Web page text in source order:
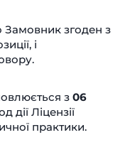
Замовник згоден з
і
з 06
дії Ліцензії
практики.